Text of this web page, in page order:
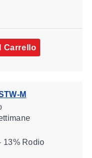
Carrello
M
13% Rodio